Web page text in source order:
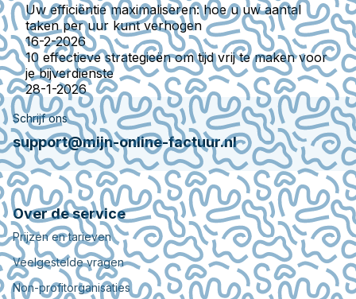
Uw efficiëntie maximaliseren: hoe u uw aantal
taken per uur kunt verhogen
16-2-2026
10 effectieve strategieën om tijd vrij te maken voor
je bijverdienste
28-1-2026
Schrijf ons
support@mijn-online-factuur.nl
Over de service
Prijzen en tarieven
Veelgestelde vragen
Non-profitorganisaties